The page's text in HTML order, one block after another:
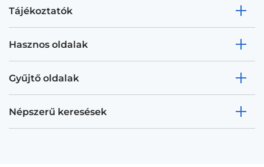
Tájékoztatók
Hasznos oldalak
Gyűjtő oldalak
Népszerű keresések